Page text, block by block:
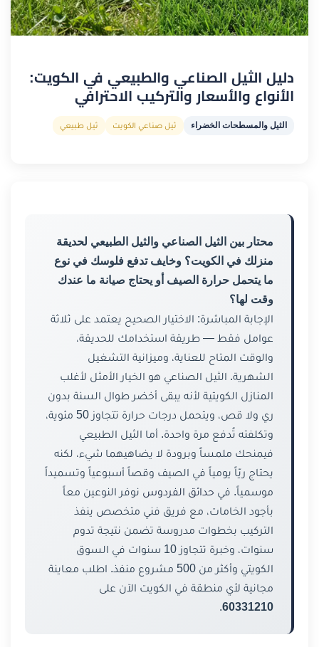
دليل الثيل الصناعي والطبيعي في الكويت:
الأنواع والأسعار والتركيب الاحترافي
الثيل والمسطحات الخضراء ثيل صناعي الكويت ثيل طبيعي
محتار بين الثيل الصناعي والثيل الطبيعي لحديقة
منزلك في الكويت؟ وخايف تدفع فلوسك في نوع
ما يتحمل حرارة الصيف أو يحتاج صيانة ما عندك
وقت لها؟
الإجابة المباشرة: الاختيار الصحيح يعتمد على ثلاثة
عوامل فقط — طريقة استخدامك للحديقة،
والوقت المتاح للعناية، وميزانية التشغيل
الشهرية. الثيل الصناعي هو الخيار الأمثل لأغلب
المنازل الكويتية لأنه يبقى أخضر طوال السنة بدون
ري ولا قص، ويتحمل درجات حرارة تتجاوز 50 مئوية،
وتكلفته تُدفع مرة واحدة. أما الثيل الطبيعي
فيمنحك ملمساً وبرودة لا يضاهيهما شيء، لكنه
يحتاج ريّاً يومياً في الصيف وقصاً أسبوعياً وتسميداً
موسمياً. في حدائق الفردوس نوفر النوعين معاً
بأجود الخامات، مع فريق فني متخصص ينفذ
التركيب بخطوات مدروسة تضمن نتيجة تدوم
سنوات، وخبرة تتجاوز 10 سنوات في السوق
الكويتي وأكثر من 500 مشروع منفذ. اطلب معاينة
مجانية لأي منطقة في الكويت الآن على
60331210
.